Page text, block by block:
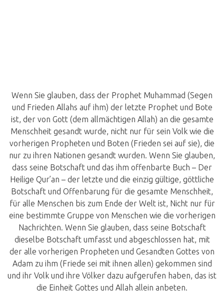
Wenn Sie glauben, dass der Prophet Muhammad (Segen
und Frieden Allahs auf ihm) der letzte Prophet und Bote
ist, der von Gott (dem allmächtigen Allah) an die gesamte
Menschheit gesandt wurde, nicht nur für sein Volk wie die
vorherigen Propheten und Boten (Frieden sei auf sie), die
nur zu ihren Nationen gesandt wurden. Wenn Sie glauben,
dass seine Botschaft und das ihm offenbarte Buch – Der
Heilige Qur’an – der letzte und die einzig gültige, göttliche
Botschaft und Offenbarung für die gesamte Menschheit,
für alle Menschen bis zum Ende der Welt ist, Nicht nur für
eine bestimmte Gruppe von Menschen wie die vorherigen
Nachrichten. Wenn Sie glauben, dass seine Botschaft
dieselbe Botschaft umfasst und abgeschlossen hat, mit
der alle vorherigen Propheten und Gesandten Gottes von
Adam zu ihm (Friede sei mit ihnen allen) gekommen sind
und ihr Volk und ihre Völker dazu aufgerufen haben, das ist
die Einheit Gottes und Allah allein anbeten.